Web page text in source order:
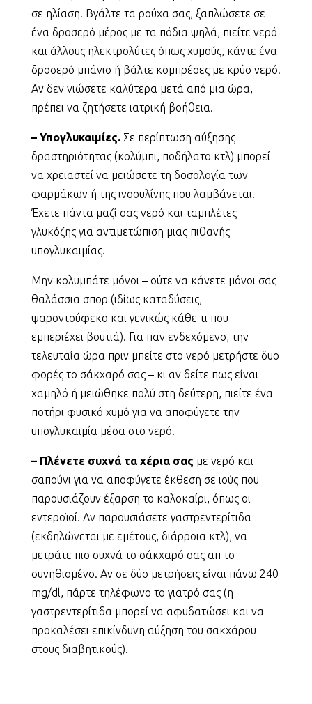
σε ηλίαση. Βγάλτε τα ρούχα σας, ξαπλώσετε σε
ένα δροσερό μέρος με τα πόδια ψηλά, πιείτε νερό
και άλλους ηλεκτρολύτες όπως χυμούς, κάντε ένα
δροσερό μπάνιο ή βάλτε κομπρέσες με κρύο νερό.
Αν δεν νιώσετε καλύτερα μετά από μια ώρα,
πρέπει να ζητήσετε ιατρική βοήθεια.
– Υπογλυκαιμίες.Σε περίπτωση αύξησης
δραστηριότητας (κολύμπι, ποδήλατο κτλ) μπορεί
να χρειαστεί να μειώσετε τη δοσολογία των
φαρμάκων ή της ινσουλίνης που λαμβάνεται.
Έχετε πάντα μαζί σας νερό και ταμπλέτες
γλυκόζης για αντιμετώπιση μιας πιθανής
υπογλυκαιμίας.
Μην κολυμπάτε μόνοι – ούτε να κάνετε μόνοι σας
θαλάσσια σπορ (ιδίως καταδύσεις,
ψαροντούφεκο και γενικώς κάθε τι που
εμπεριέχει βουτιά). Για παν ενδεχόμενο, την
τελευταία ώρα πριν μπείτε στο νερό μετρήστε δυο
φορές το σάκχαρό σας – κι αν δείτε πως είναι
χαμηλό ή μειώθηκε πολύ στη δεύτερη, πιείτε ένα
ποτήρι φυσικό χυμό για να αποφύγετε την
υπογλυκαιμία μέσα στο νερό.
– Πλένετε συχνά τα χέρια σας με νερό και
σαπούνι για να αποφύγετε έκθεση σε ιούς που
παρουσιάζουν έξαρση το καλοκαίρι, όπως οι
εντεροϊοί. Αν παρουσιάσετε γαστρεντερίτιδα
(εκδηλώνεται με εμέτους, διάρροια κτλ), να
μετράτε πιο συχνά το σάκχαρό σας απ το
συνηθισμένο. Αν σε δύο μετρήσεις είναι πάνω 240
mg/dl, πάρτε τηλέφωνο το γιατρό σας (η
γαστρεντερίτιδα μπορεί να αφυδατώσει και να
προκαλέσει επικίνδυνη αύξηση του σακχάρου
στους διαβητικούς).